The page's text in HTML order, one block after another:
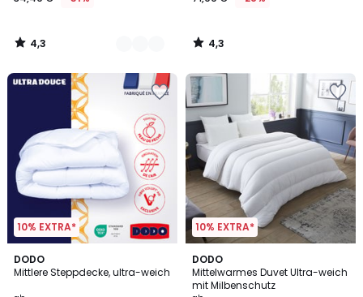
4,3
/
4,3
/
10% EXTRA*
DODO
Mittlere Steppdecke, ultra-weich
4,6
/ 5
10% EXTRA*
DODO
Mittelwarmes Duvet Ultra-weich
mit Milbenschutz
4,6
/ 5